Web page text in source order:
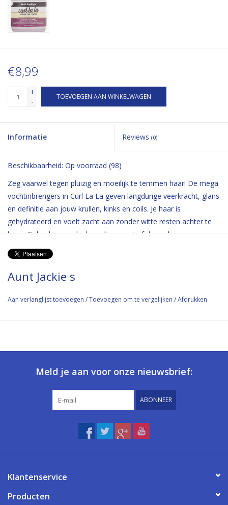
€8,99
+
-
TOEVOEGEN AAN WINKELWAGEN
Informatie Reviews (0)
Beschikbaarheid: Op voorraad (98)
Zeg vaarwel tegen pluizig en moeilijk te temmen haar! De mega
vochtinbrengers in Curl La La geven langdurige veerkracht, glans
en definitie aan jouw krullen, kinks en coils. Je haar is
gehydrateerd en voelt zacht aan zonder witte resten achter te
laten. Gebruik zo vaak als nodig op nat of droog haar.
Aunt Jackie s
Aan verlanglijst toevoegen /Toevoegen om te vergelijken /Afdrukken
Meld je aan voor onze nieuwsbrief:
ABONNEER
Klantenservice
Producten